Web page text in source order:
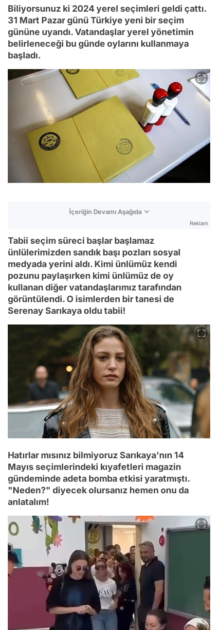
Biliyorsunuz ki 2024 yerel seçimleri geldi çattı.
31 Mart Pazar günü Türkiye yeni bir seçim
gününe uyandı. Vatandaşlar yerel yönetimin
belirleneceği bu günde oylarını kullanmaya
başladı.
İçeriğin Devamı Aşağıda
Reklam
Tabii seçim süreci başlar başlamaz
ünlülerimizden sandık başı pozları sosyal
medyada yerini aldı. Kimi ünlümüz kendi
pozunu paylaşırken kimi ünlümüz de oy
kullanan diğer vatandaşlarımız tarafından
görüntülendi. O isimlerden bir tanesi de
Serenay Sarıkaya oldu tabii!
Hatırlar mısınız bilmiyoruz Sarıkaya'nın 14
Mayıs seçimlerindeki kıyafetleri magazin
gündeminde adeta bomba etkisi yaratmıştı.
"Neden?" diyecek olursanız hemen onu da
anlatalım!